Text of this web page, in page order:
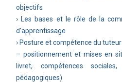
objectifs
› Les bases et le rôle de la
d’apprentissage
› Posture et compétence du tuteur
– positionnement et mises en
livret, compétences
pédagogiques)